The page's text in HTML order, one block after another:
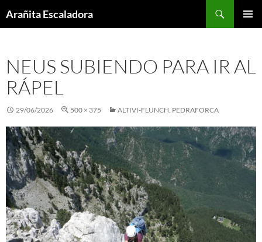
toArañita Escaladora
NEUS SUBIENDO PARA IR AL
RÁPEL
29/06/2026 500 × 375 ALTIVI-FLUNCH. PEDRAFORCA